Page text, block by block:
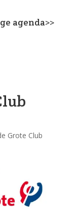
agenda>>
Grote Club